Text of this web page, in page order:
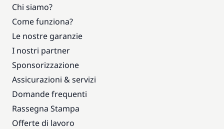
Chi siamo?
Come funziona?
Le nostre garanzie
I nostri partner
Sponsorizzazione
Assicurazioni & servizi
Domande frequenti
Rassegna Stampa
Offerte di lavoro